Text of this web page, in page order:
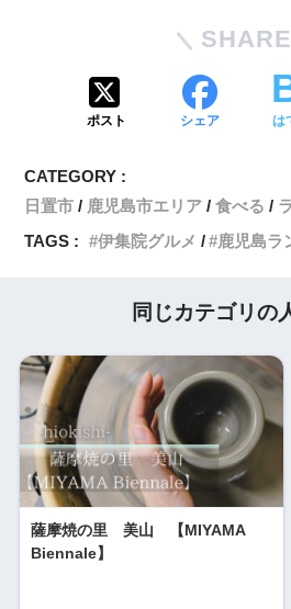
SHARE
ポスト シェア は
CATEGORY :
日置市
鹿児島市エリア 食べる
TAGS :
伊集院グルメ 鹿児島ラ
同じカテゴリの
薩摩焼の里 美山 【MIYAMA
Biennale】